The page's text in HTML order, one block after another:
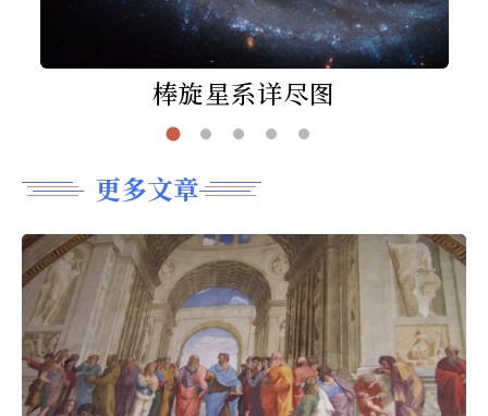
棒旋星系详尽图
更多文章